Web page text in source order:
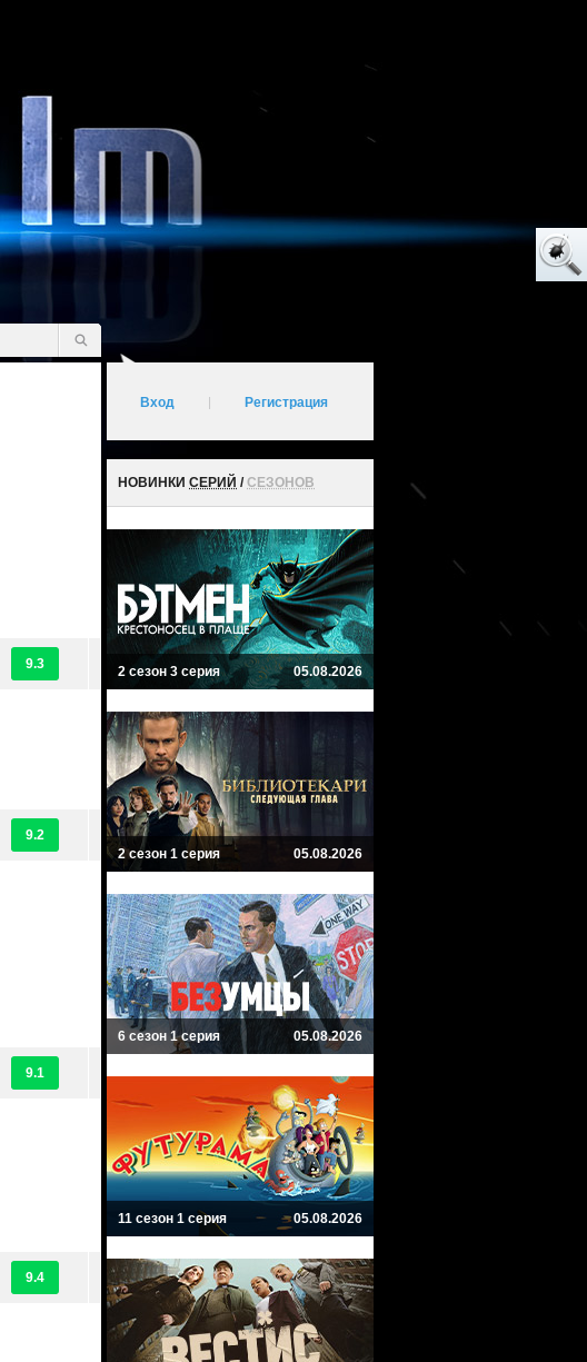
9.3
9.2
9.1
9.4
Вход Регистрация
НОВИНКИ СЕРИЙ /СЕЗОНОВ
2 сезон 3 серия 05.08.2026
2 сезон 1 серия 05.08.2026
6 сезон 1 серия 05.08.2026
11 сезон 1 серия 05.08.2026